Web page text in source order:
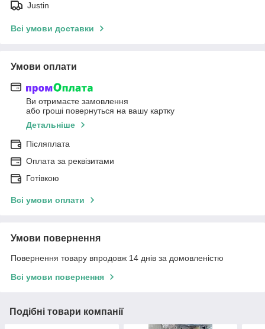
Justin
Всі умови доставки
Умови оплати
Ви отримаєте замовлення
або гроші повернуться на вашу картку
Детальніше
Післяплата
Оплата за реквізитами
Готівкою
Всі умови оплати
Умови повернення
Повернення товару впродовж 14 днів за домовленістю
Всі умови повернення
Подібні товари компанії